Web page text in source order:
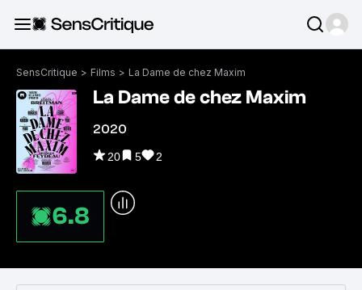
SensCritique > Films > La Dame de chez Maxim
La Dame de chez Maxim
2020
20 5 2
6.8